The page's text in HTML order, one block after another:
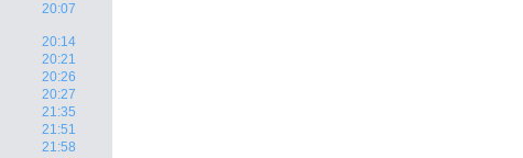
20:07
20:14
20:21
20:26
20:27
21:35
21:51
21:58